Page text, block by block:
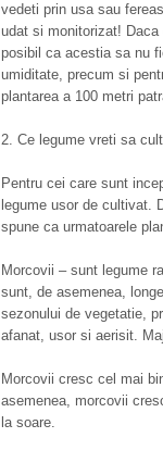
vedeti prin usa sau
udat si monitorizat!
posibil ca acestia sa nu
umiditate, precum si
plantarea a 100 metri
2. Ce legume vreti sa
Pentru cei care sunt
legume usor de cultivat.
spune ca urmatoarele
Morcovii – sunt legume
sunt, de asemenea,
sezonului de vegetatie,
afanat, usor si aerisit.
Morcovii cresc cel mai
asemenea, morcovii
la soare.